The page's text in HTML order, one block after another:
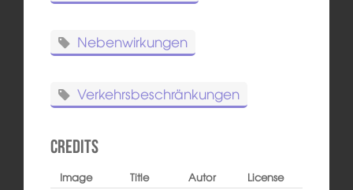
Nebenwirkungen
Verkehrsbeschränkungen
Credits
Image Title Autor
License